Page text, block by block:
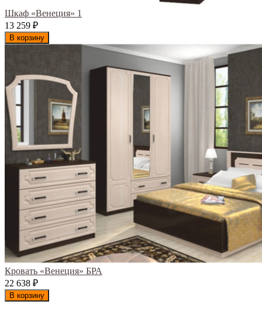
Шкаф «Венеция» 1
13 259 ₽
В корзину
Кровать «Венеция» БРА
22 638 ₽
В корзину